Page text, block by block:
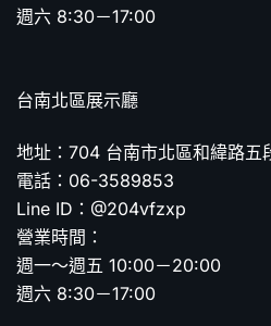
週六 8:30－17:00
台南北區展示廳
地址：704 台南市北區和緯路五
電話：06-3589853
Line ID：@204vfzxp
營業時間：
週一～週五 10:00－20:00
週六 8:30－17:00